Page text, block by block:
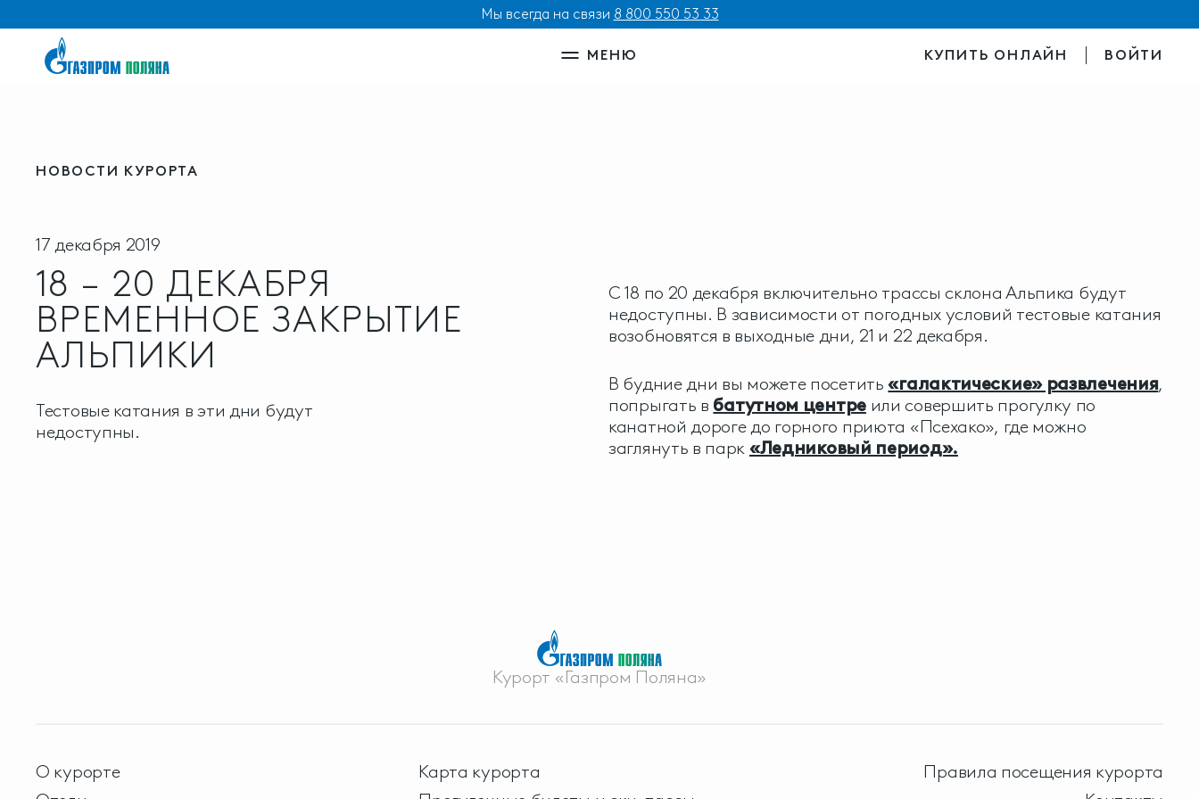
Мы всегда на связи 8 800 550 53 33
МЕНЮ КУПИТЬ ОНЛАЙН ВОЙТИ
НОВОСТИ КУРОРТА
17 декабря 2019
18 – 20 ДЕКАБРЯ
ВРЕМЕННОЕ ЗАКРЫТИЕ
АЛЬПИКИ
Тестовые катания в эти дни будут
недоступны.
С 18 по 20 декабря включительно трассы склона Альпика будут
недоступны. В зависимости от погодных условий тестовые катания
возобновятся в выходные дни, 21 и 22 декабря.
В будние дни вы можете посетить«галактические» развлечения,
попрыгать в батутном центреили совершить прогулку по
канатной дороге до горного приюта «Псехако», где можно
заглянуть в парк «Ледниковый период».
Курорт «Газпром Поляна»
О курорте
Карта курорта
Правила посещения курорта